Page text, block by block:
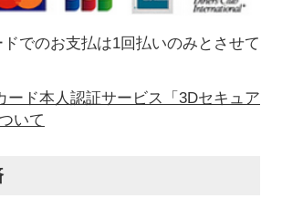
でのお支払は1回払いのみとさせて
ード本人認証サービス「3Dセキュア
いて